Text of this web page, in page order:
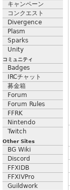
キャンペーン
コンクエスト
Divergence
Plasm
Sparks
Unity
コミュニティ
Badges
IRCチャット
募金箱
Forum
Forum Rules
FFRK
Nintendo
Twitch
Other Sites
BG Wiki
Discord
FFXIDB
FFXIVPro
Guildwork